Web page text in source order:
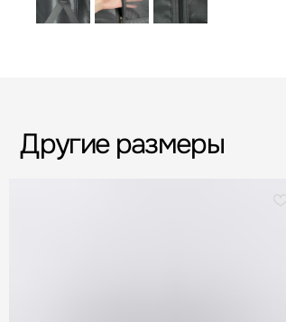
Другие размеры